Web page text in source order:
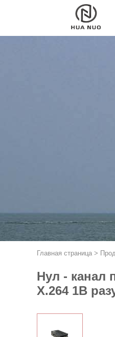
Главная страница >
Нул - канал
Х.264 1В